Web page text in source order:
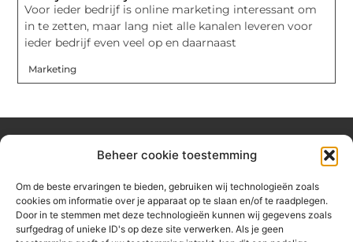
Beheer cookie toestemming
Om de beste ervaringen te bieden, gebruiken wij technologieën zoals
cookies om informatie over je apparaat op te slaan en/of te raadplegen.
Door in te stemmen met deze technologieën kunnen wij gegevens zoals
surfgedrag of unieke ID's op deze site verwerken. Als je geen
Voor ieder bedrijf is online marketing interessant om
in te zetten, maar lang niet alle kanalen leveren voor
ieder bedrijf even veel op en daarnaast
Marketing
Jouw gids voor inspiratie en tips uit het dagelijks leven.
Ontdek een brede verzameling blogs en artikelen die je helpen
om het meeste uit elke dag te halen, met praktische adviezen
en verrassende inzichten.